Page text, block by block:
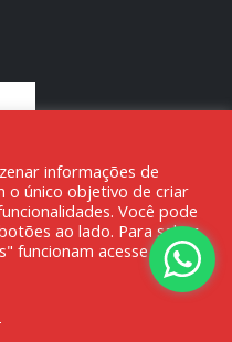
AUTOMOTIVOS -
informações de
o único objetivo de criar
Você pode
ao lado. Para saber
funcionam acesse a